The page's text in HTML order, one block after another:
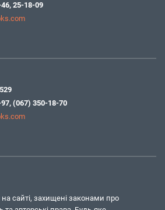
, 25-18-09
, (067) 350-18-70
сайті, захищені законами про